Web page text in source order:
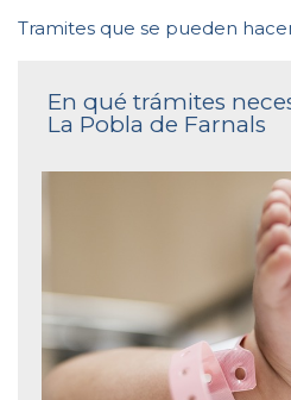
Tramites que se pueden
En qué trámites
La Pobla de Farnals